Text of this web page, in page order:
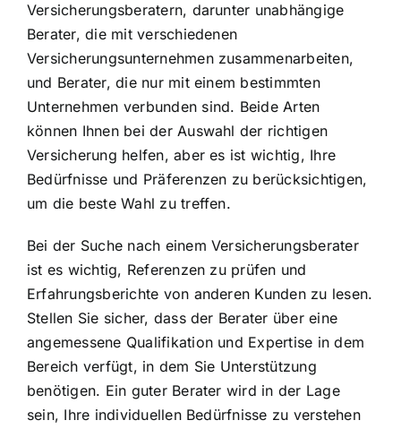
Versicherungsberatern, darunter unabhängige
Berater, die mit verschiedenen
Versicherungsunternehmen zusammenarbeiten,
und Berater, die nur mit einem bestimmten
Unternehmen verbunden sind. Beide Arten
können Ihnen bei der Auswahl der richtigen
Versicherung helfen, aber es ist wichtig, Ihre
Bedürfnisse und Präferenzen zu berücksichtigen,
um die beste Wahl zu treffen.
Bei der Suche nach einem Versicherungsberater
ist es wichtig, Referenzen zu prüfen und
Erfahrungsberichte von anderen Kunden zu lesen.
Stellen Sie sicher, dass der Berater über eine
angemessene Qualifikation und Expertise in dem
Bereich verfügt, in dem Sie Unterstützung
benötigen. Ein guter Berater wird in der Lage
sein, Ihre individuellen Bedürfnisse zu verstehen